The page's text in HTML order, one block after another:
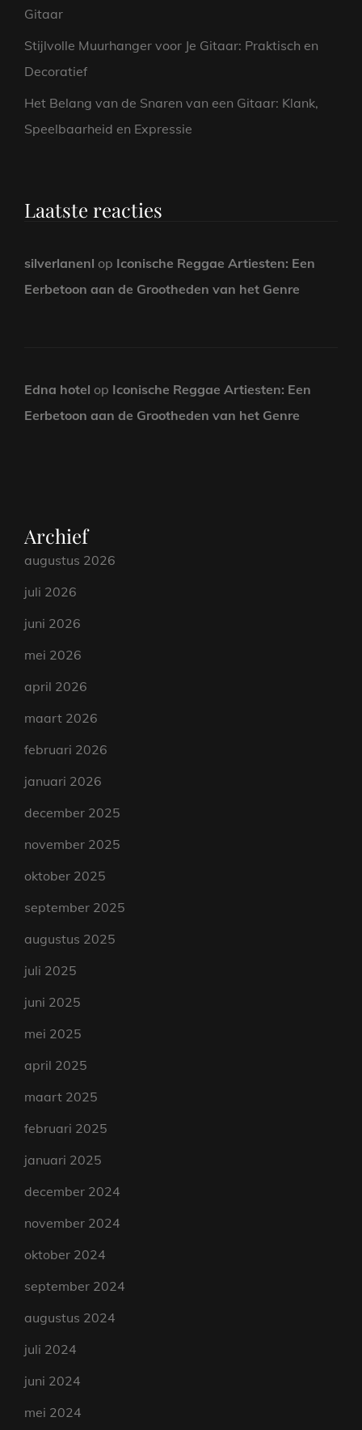
Gitaar
Stijlvolle Muurhanger voor Je Gitaar: Praktisch en
Decoratief
Het Belang van de Snaren van een Gitaar: Klank,
Speelbaarheid en Expressie
Laatste reacties
silverlanenl op Iconische Reggae Artiesten: Een
Eerbetoon aan de Grootheden van het Genre
Edna hotel op Iconische Reggae Artiesten: Een
Eerbetoon aan de Grootheden van het Genre
Archief
augustus 2026
juli 2026
juni 2026
mei 2026
april 2026
maart 2026
februari 2026
januari 2026
december 2025
november 2025
oktober 2025
september 2025
augustus 2025
juli 2025
juni 2025
mei 2025
april 2025
maart 2025
februari 2025
januari 2025
december 2024
november 2024
oktober 2024
september 2024
augustus 2024
juli 2024
juni 2024
mei 2024